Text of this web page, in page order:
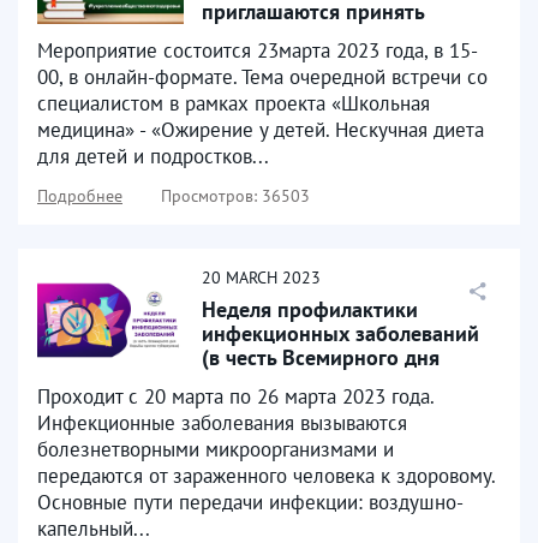
приглашаются принять
лектории...
Мероприятие состоится 23марта 2023 года, в 15-
00, в онлайн-формате. Тема очередной встречи со
специалистом в рамках проекта «Школьная
медицина» - «Ожирение у детей. Нескучная диета
для детей и подростков...
Подробнее Просмотров: 36503
20 MARCH 2023
Неделя профилактики
инфекционных заболеваний
(в честь Всемирного дня
Проходит с 20 марта по 26 марта 2023 года.
Инфекционные заболевания вызываются
болезнетворными микроорганизмами и
передаются от зараженного человека к здоровому.
Основные пути передачи инфекции: воздушно-
капельный...